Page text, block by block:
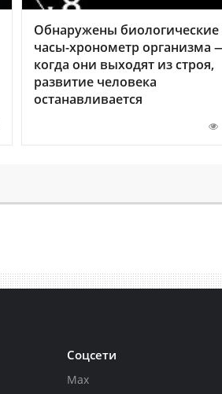
Обнаружены биологические
часы-хронометр организма
когда они выходят из строя,
развитие человека
останавливается
Соцсети
Max